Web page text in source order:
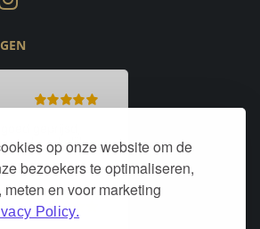
op onze website om de
bezoekers te optimaliseren,
en voor marketing
Policy.